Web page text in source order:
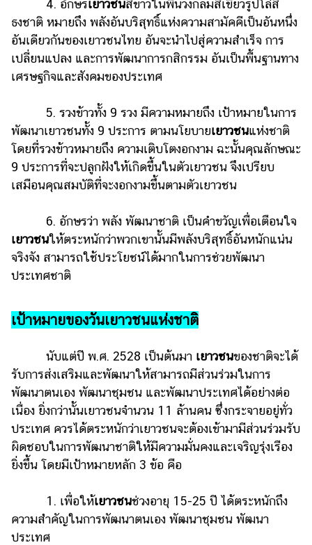
4. อักษรเยาวชนสีขาวในพื้นวงกลมสีเขียวรูปโล่สี
ธงชาติ หมายถึง พลังอันบริสุทธิ์แห่งความสามัคคีเป็นอันหนึ่ง
อันเดียวกันของเยาวชนไทย อันจะนำไปสู่ความสำเร็จ การ
เปลี่ยนแปลง และการพัฒนาการกสิกรรม อันเป็นพื้นฐานทาง
เศรษฐกิจและสังคมของประเทศ
5. รวงข้าวทั้ง 9 รวง มีความหมายถึง เป้าหมายในการ
พัฒนาเยาวชนทั้ง 9 ประการ ตามนโยบายเยาวชนแห่งชาติ
โดยที่รวงข้าวหมายถึง ความเติบโตงอกงาม ฉะนั้นคุณลักษณะ
9 ประการที่จะปลูกฝังให้เกิดขึ้นในตัวเยาวชน จึงเปรียบ
เสมือนคุณสมบัติที่จะงอกงามขึ้นตามตัวเยาวชน
6. อักษรว่า พลัง พัฒนาชาติ เป็นคำขวัญเพื่อเตือนใจ
เยาวชนให้ตระหนักว่าพวกเขานั้นมีพลังบริสุทธิ์อันหนักแน่น
จริงจัง สามารถใช้ประโยชน์ได้มากในการช่วยพัฒนา
ประเทศชาติ
เป้าหมายของวันเยาวชนแห่งชาติ
นับแต่ปี พ.ศ. 2528 เป็นต้นมา เยาวชนของชาติจะได้
รับการส่งเสริมและพัฒนาให้สามารถมีส่วนร่วมในการ
พัฒนาตนเอง พัฒนาชุมชน และพัฒนาประเทศได้อย่างต่อ
เนื่อง ยิ่งกว่านั้นเยาวชนจำนวน 11 ล้านคน ซึ่งกระจายอยู่ทั่ว
ประเทศ ควรได้ตระหนักว่าเยาวชนจะต้องเข้ามามีส่วนร่วมรับ
ผิดชอบในการพัฒนาชาติให้มีความมั่นคงและเจริญรุ่งเรือง
ยิ่งขึ้น โดยมีเป้าหมายหลัก 3 ข้อ คือ
1. เพื่อให้เยาวชนช่วงอายุ 15-25 ปี ได้ตระหนักถึง
ความสำคัญในการพัฒนาตนเอง พัฒนาชุมชน พัฒนา
ประเทศ